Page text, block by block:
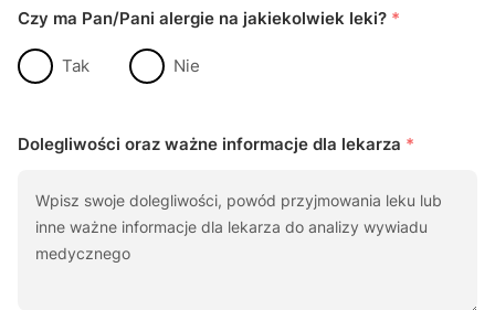
Czy ma Pan/Pani alergie na jakiekolwiek Ieki? *
Tak Nie
Dolegliwości oraz ważne informacje dla lekarza *